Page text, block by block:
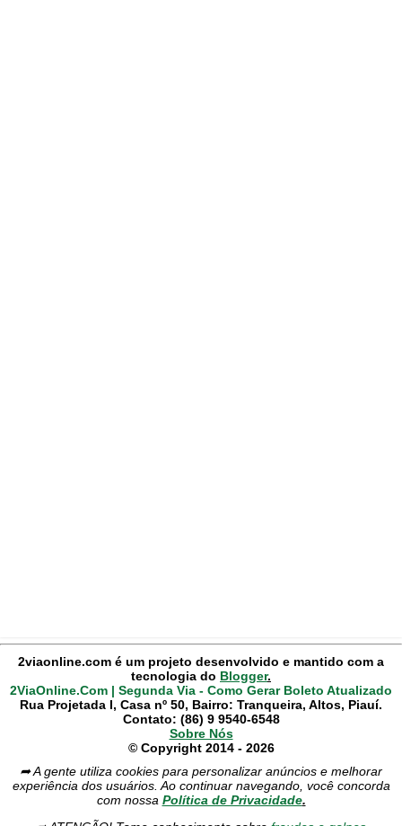
2viaonline.com é um projeto desenvolvido e mantido com a
tecnologia do Blogger.
2ViaOnline.Com | Segunda Via - Como Gerar Boleto Atualizado
Rua Projetada I, Casa nº 50, Bairro: Tranqueira, Altos, Piauí.
Contato: (86) 9 9540-6548
Sobre Nós
© Copyright 2014 - 2026
➦ A gente utiliza cookies para personalizar anúncios e melhorar
experiência dos usuários. Ao continuar navegando, você concorda
com nossa Política de Privacidade.